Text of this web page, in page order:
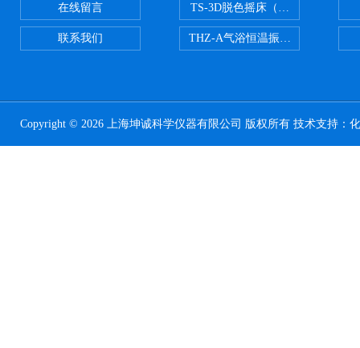
在线留言
联系我们
TS-3D脱色摇床（三维运动）
THZ-A气浴恒温振荡器
Copyright © 2026 上海坤诚科学仪器有限公司 版权所有 技术支持：